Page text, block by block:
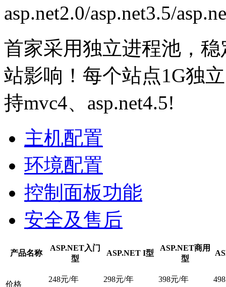
asp.net2.0/asp.net3.5/
首家采用独立进程池，
站影响！每个站点1G独
持mvc4、asp.net4.5!
主机配置
环境配置
控制面板功能
安全及售后
产品名称
ASP.NET入门
型
ASP.NET I型
ASP.NET商用
型
价格
248元/年 298元/年 398元/年 498